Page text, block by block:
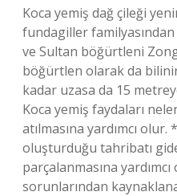
Koca yemiş dağ çileği
fundagiller
ve Sultan böğürtleni
böğürtlen olarak da
kadar uzasa da 15
Koca yemiş faydaları
atılmasına yardımcı
oluşturduğu tahribatı
parçalanmasına
sorunlarından